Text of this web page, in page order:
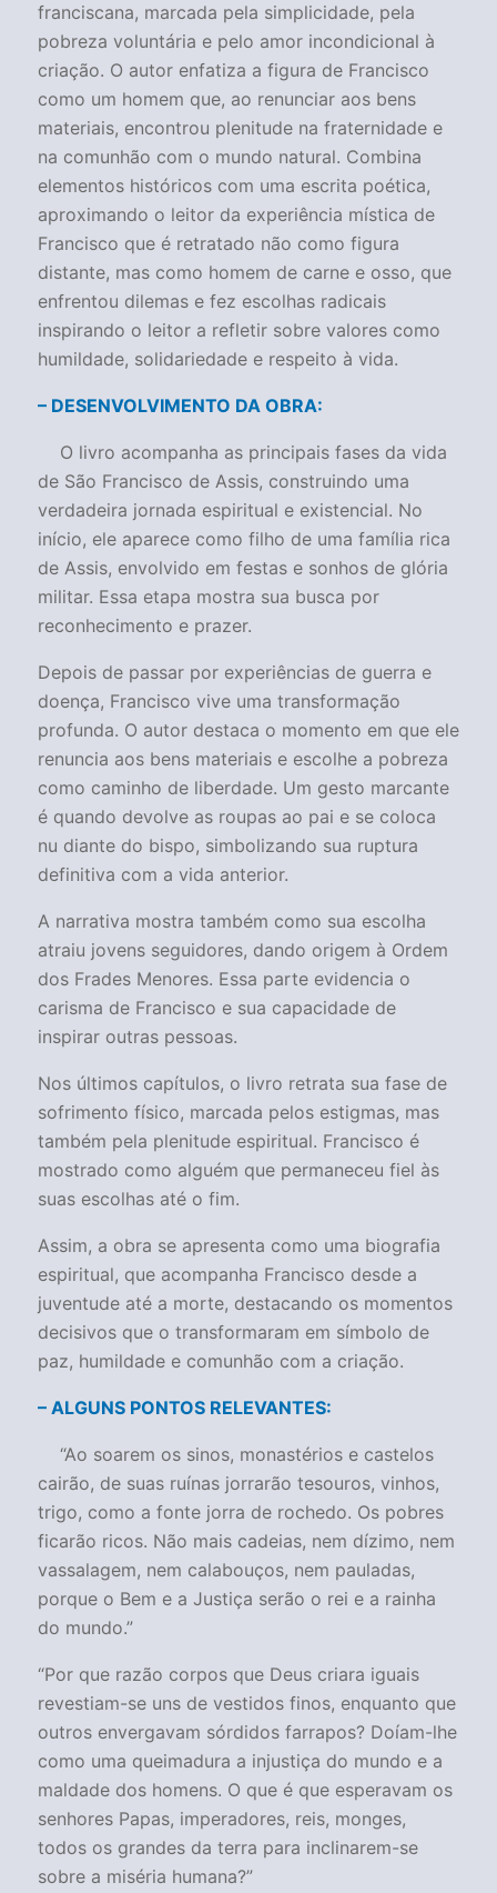
franciscana, marcada pela simplicidade, pela
pobreza voluntária e pelo amor incondicional à
criação. O autor enfatiza a figura de Francisco
como um homem que, ao renunciar aos bens
materiais, encontrou plenitude na fraternidade e
na comunhão com o mundo natural. Combina
elementos históricos com uma escrita poética,
aproximando o leitor da experiência mística de
Francisco que é retratado não como figura
distante, mas como homem de carne e osso, que
enfrentou dilemas e fez escolhas radicais
inspirando o leitor a refletir sobre valores como
humildade, solidariedade e respeito à vida.
– DESENVOLVIMENTO DA OBRA:
O livro acompanha as principais fases da vida
de São Francisco de Assis, construindo uma
verdadeira jornada espiritual e existencial. No
início, ele aparece como filho de uma família rica
de Assis, envolvido em festas e sonhos de glória
militar. Essa etapa mostra sua busca por
reconhecimento e prazer.
Depois de passar por experiências de guerra e
doença, Francisco vive uma transformação
profunda. O autor destaca o momento em que ele
renuncia aos bens materiais e escolhe a pobreza
como caminho de liberdade. Um gesto marcante
é quando devolve as roupas ao pai e se coloca
nu diante do bispo, simbolizando sua ruptura
definitiva com a vida anterior.
A narrativa mostra também como sua escolha
atraiu jovens seguidores, dando origem à Ordem
dos Frades Menores. Essa parte evidencia o
carisma de Francisco e sua capacidade de
inspirar outras pessoas.
Nos últimos capítulos, o livro retrata sua fase de
sofrimento físico, marcada pelos estigmas, mas
também pela plenitude espiritual. Francisco é
mostrado como alguém que permaneceu fiel às
suas escolhas até o fim.
Assim, a obra se apresenta como uma biografia
espiritual, que acompanha Francisco desde a
juventude até a morte, destacando os momentos
decisivos que o transformaram em símbolo de
paz, humildade e comunhão com a criação.
– ALGUNS PONTOS RELEVANTES:
“Ao soarem os sinos, monastérios e castelos
cairão, de suas ruínas jorrarão tesouros, vinhos,
trigo, como a fonte jorra de rochedo. Os pobres
ficarão ricos. Não mais cadeias, nem dízimo, nem
vassalagem, nem calabouços, nem pauladas,
porque o Bem e a Justiça serão o rei e a rainha
do mundo.”
“Por que razão corpos que Deus criara iguais
revestiam-se uns de vestidos finos, enquanto que
outros envergavam sórdidos farrapos? Doíam-lhe
como uma queimadura a injustiça do mundo e a
maldade dos homens. O que é que esperavam os
senhores Papas, imperadores, reis, monges,
todos os grandes da terra para inclinarem-se
sobre a miséria humana?”